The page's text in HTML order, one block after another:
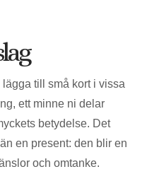
till små kort i vissa
ett minne ni delar
betydelse. Det
en present: den blir en
och omtanke.